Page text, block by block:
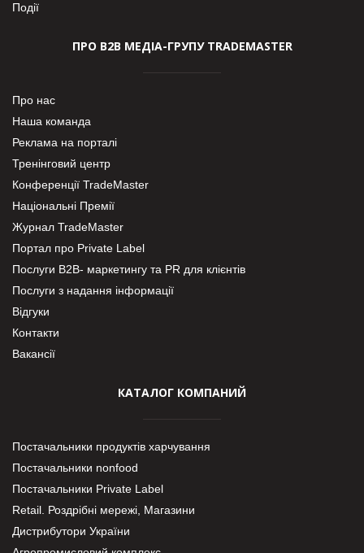
Події
ПРО В2В МЕДІА-ГРУПУ TRADEMASTER
Про нас
Наша команда
Реклама на порталі
Тренінговий центр
Конференції TradeMaster
Національні Премії
Журнал TradeMaster
Портал про Private Label
Послуги В2В- маркетингу та PR для клієнтів
Послуги з надання інформації
Відгуки
Контакти
Вакансії
КАТАЛОГ КОМПАНИЙ
Постачальники продуктів харчування
Постачальники nonfood
Постачальники Private Label
Retail. Роздрібні мережі, Магазини
Дистрибутори України